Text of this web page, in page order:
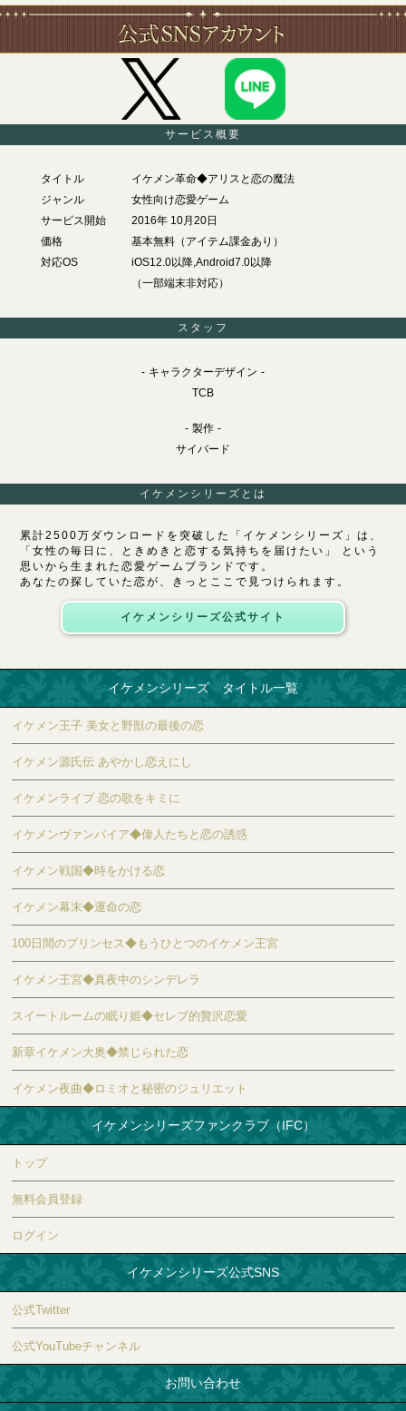
サービス概要
タイトル
イケメン革命◆アリスと恋の魔法
ジャンル
女性向け恋愛ゲーム
サービス開始
2016年 10月20日
価格
基本無料（アイテム課金あり）
対応OS
iOS12.0以降,Android7.0以降
（一部端末非対応）
スタッフ
キャラクターデザイン
TCB
製作
サイバード
イケメンシリーズとは
累計2500万ダウンロードを突破した「イケメンシリーズ」は、
「女性の毎日に、ときめきと恋する気持ちを届けたい」 という
思いから生まれた恋愛ゲームブランドです。
あなたの探していた恋が、きっとここで見つけられます。
イケメンシリーズ公式サイト
イケメンシリーズ タイトル一覧
イケメン王子 美女と野獣の最後の恋
イケメン源氏伝 あやかし恋えにし
イケメンライブ 恋の歌をキミに
イケメンヴァンパイア◆偉人たちと恋の誘惑
イケメン戦国◆時をかける恋
イケメン幕末◆運命の恋
100日間のプリンセス◆もうひとつのイケメン王宮
イケメン王宮◆真夜中のシンデレラ
スイートルームの眠り姫◆セレブ的贅沢恋愛
新章イケメン大奥◆禁じられた恋
イケメン夜曲◆ロミオと秘密のジュリエット
イケメンシリーズファンクラブ（IFC）
トップ
無料会員登録
ログイン
イケメンシリーズ公式SNS
公式Twitter
公式YouTubeチャンネル
お問い合わせ